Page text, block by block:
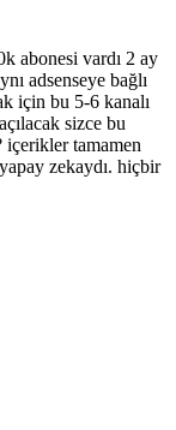
abonesi vardı 2 ay
adsenseye bağlı
için bu 5-6 kanalı
sizce bu
içerikler tamamen
zekaydı. hiçbir